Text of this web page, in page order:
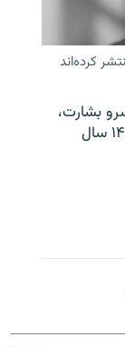
کرده‌اند
بشارت،
زندانی کُرد سنی‌مذهب، پس از تحمل بیش از ۱۴ سال